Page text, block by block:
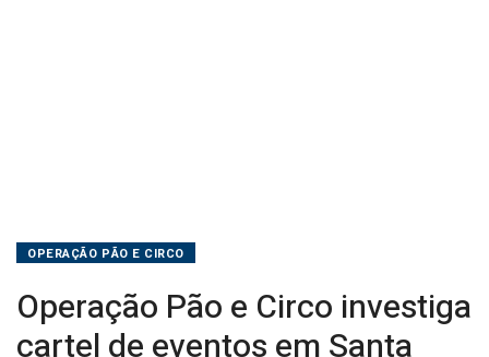
OPERAÇÃO PÃO E CIRCO
Operação Pão e Circo investiga
cartel de eventos em Santa